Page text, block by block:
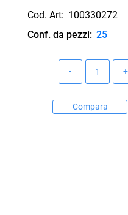
Cod. Art: 100330272
Conf. da pezzi: 25
Compara